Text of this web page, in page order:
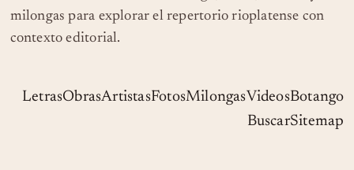
milongas para explorar el repertorio rioplatense con
contexto editorial.
LetrasObrasArtistasFotosMilongasVideosBotango
BuscarSitemap